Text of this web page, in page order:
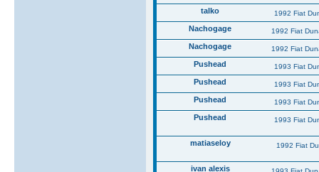
talko 1992 Fiat
Nachogage 1992 Fiat
Nachogage 1992 Fiat
Pushead 1993 Fiat
Pushead 1993 Fiat
Pushead 1993 Fiat
Pushead 1993 Fiat
matiaseloy 1992 Fiat
ivan alexis